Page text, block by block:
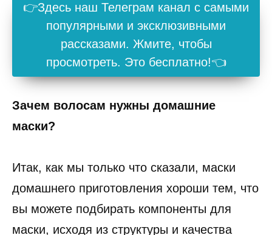
👉Здесь наш Телеграм канал с самыми
популярными и эксклюзивными
рассказами. Жмите, чтобы
просмотреть. Это бесплатно!👈
Зачем волосам нужны домашние
маски?
Итак, как мы только что сказали, маски
домашнего приготовления хороши тем, что
вы можете подбирать компоненты для
маски, исходя из структуры и качества